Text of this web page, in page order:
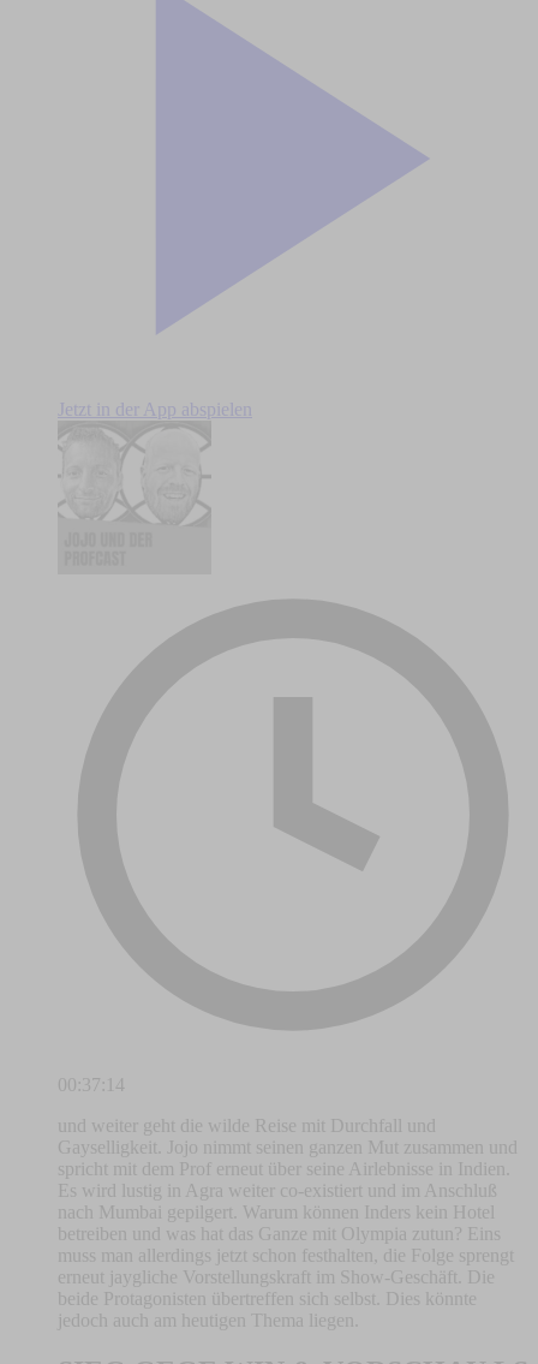
Jetzt in der App abspielen
00:37:14
und weiter geht die wilde Reise mit Durchfall und
Gayselligkeit. Jojo nimmt seinen ganzen Mut zusammen und
spricht mit dem Prof erneut über seine Airlebnisse in Indien.
Es wird lustig in Agra weiter co-existiert und im Anschluß
nach Mumbai gepilgert. Warum können Inders kein Hotel
betreiben und was hat das Ganze mit Olympia zutun? Eins
muss man allerdings jetzt schon festhalten, die Folge sprengt
erneut jaygliche Vorstellungskraft im Show-Geschäft. Die
beide Protagonisten übertreffen sich selbst. Dies könnte
jedoch auch am heutigen Thema liegen.